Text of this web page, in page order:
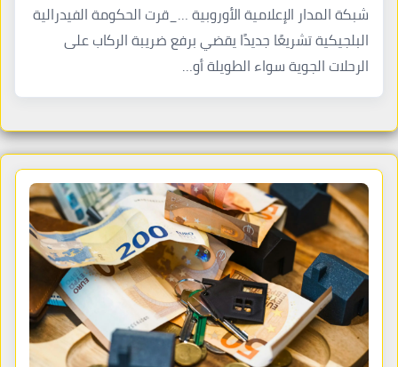
شبكة المدار الإعلامية الأوروبية …_قرت الحكومة الفيدرالية
البلجيكية تشريعًا جديدًا يقضي برفع ضريبة الركاب على
الرحلات الجوية سواء الطويلة أو…